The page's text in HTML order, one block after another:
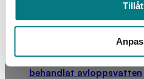
Bevattning av
behandlat avloppsvatten